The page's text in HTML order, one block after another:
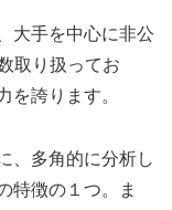
大手を中心に非公
取り扱ってお
を誇ります。
、多角的に分析し
特徴の１つ。ま